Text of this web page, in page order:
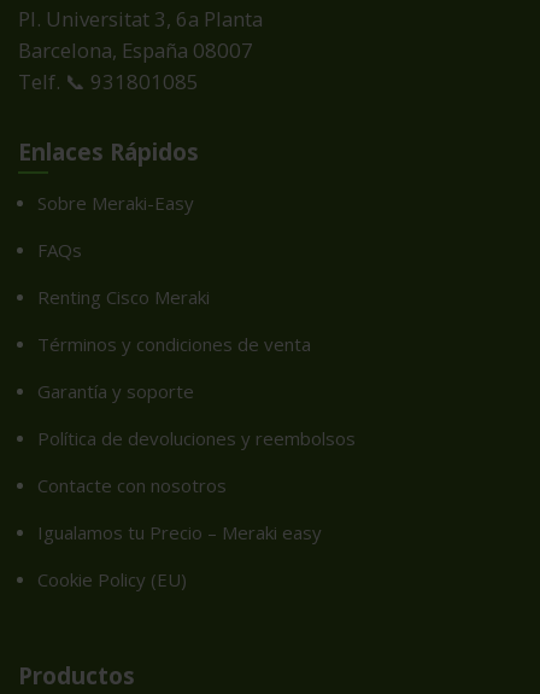
Pl. Universitat 3, 6a Planta
Barcelona, España 08007
Telf. 📞 931801085
Enlaces Rápidos
Sobre Meraki-Easy
FAQs
Renting Cisco Meraki
Términos y condiciones de venta
Garantía y soporte
Política de devoluciones y reembolsos
Contacte con nosotros
Igualamos tu Precio – Meraki easy
Cookie Policy (EU)
Productos